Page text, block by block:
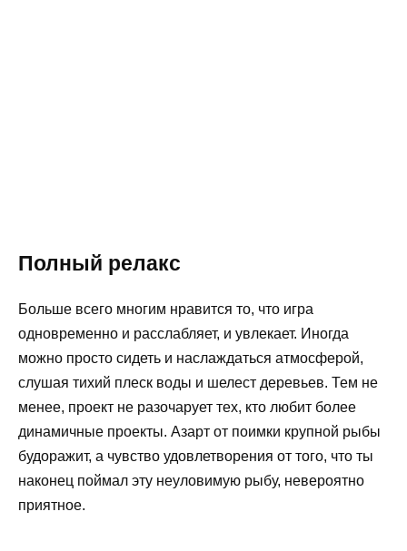
Полный релакс
Больше всего многим нравится то, что игра
одновременно и расслабляет, и увлекает. Иногда
можно просто сидеть и наслаждаться атмосферой,
слушая тихий плеск воды и шелест деревьев. Тем не
менее, проект не разочарует тех, кто любит более
динамичные проекты. Азарт от поимки крупной рыбы
будоражит, а чувство удовлетворения от того, что ты
наконец поймал эту неуловимую рыбу, невероятно
приятное.